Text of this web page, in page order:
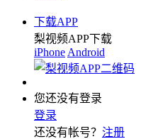
下载APP
梨视频APP下载
iPhone Android
您还没有登录
登录
还没有帐号？ 注册